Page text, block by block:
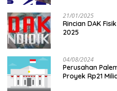
21/01/2025
Rincian DAK
2025
04/08/2024
Perusahan
Proyek Rp21